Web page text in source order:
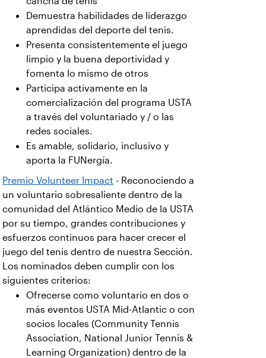
Demuestra habilidades de liderazgo
aprendidas del deporte del tenis.
Presenta consistentemente el juego
limpio y la buena deportividad y
fomenta lo mismo de otros
Participa activamente en la
comercialización del programa USTA
a través del voluntariado y / o las
redes sociales.
Es amable, solidario, inclusivo y
aporta la FUNergía.
Premio Volunteer Impact - Reconociendo a
un voluntario sobresaliente dentro de la
comunidad del Atlántico Medio de la USTA
por su tiempo, grandes contribuciones y
esfuerzos continuos para hacer crecer el
juego del tenis dentro de nuestra Sección.
Los nominados deben cumplir con los
siguientes criterios:
Ofrecerse como voluntario en dos o
más eventos USTA Mid-Atlantic o con
socios locales (Community Tennis
Association, National Junior Tennis &
Learning Organization) dentro de la